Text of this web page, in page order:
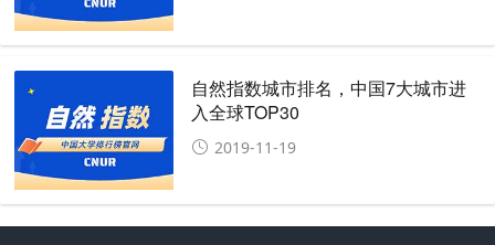
自然指数城市排名，中国7大城市进
入全球TOP30
2019-11-19